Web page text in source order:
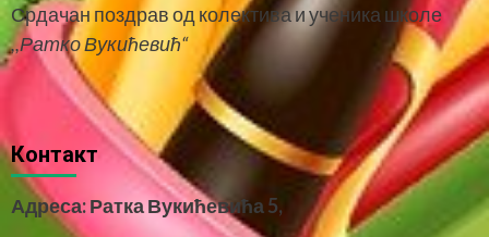
Срдачан поздрав од колектива и ученика школе
,,Ратко Вукићевић“
Контакт
Адреса: Ратка Вукићевића 5,